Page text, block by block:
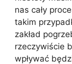
nas cały
takim
zakład
rzeczywiście
wpływać